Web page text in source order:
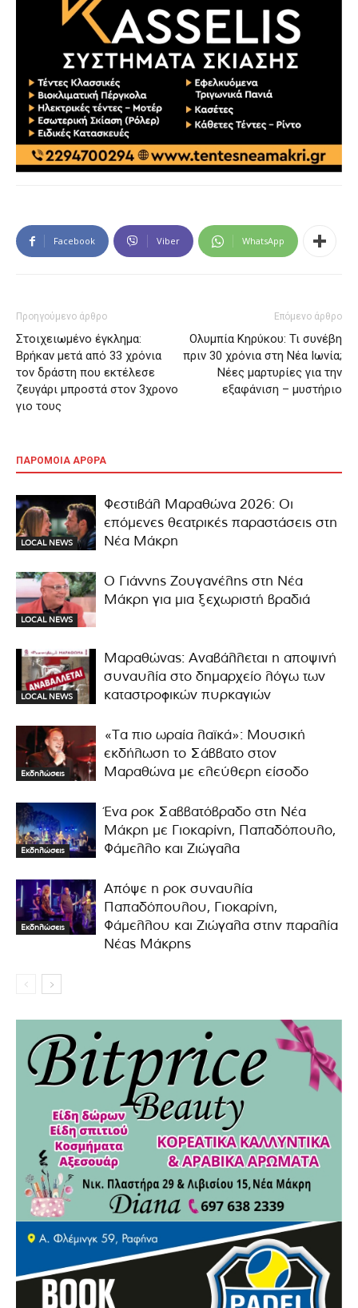
Facebook Viber WhatsApp
Προηγούμενο άρθρο
Στοιχειωμένο έγκλημα:
Βρήκαν μετά από 33 χρόνια
τον δράστη που εκτέλεσε
ζευγάρι μπροστά στον 3χρονο
γιο τους
Επόμενο άρθρο
Ολυμπία Κηρύκου: Τι συνέβη
πριν 30 χρόνια στη Νέα Ιωνία;
Νέες μαρτυρίες για την
εξαφάνιση – μυστήριο
ΠΑΡΟΜΟΙΑ ΑΡΘΡΑ
LOCAL NEWS
Φεστιβάλ Μαραθώνα 2026: Οι
επόμενες θεατρικές παραστάσεις στη
Νέα Μάκρη
LOCAL NEWS
Ο Γιάννης Ζουγανέλης στη Νέα
Μάκρη για μια ξεχωριστή βραδιά
LOCAL NEWS
Μαραθώνας: Αναβάλλεται η αποψινή
συναυλία στο δημαρχείο λόγω των
καταστροφικών πυρκαγιών
Εκδηλώσεις
«Τα πιο ωραία λαϊκά»: Μουσική
εκδήλωση το Σάββατο στον
Μαραθώνα με ελεύθερη είσοδο
Εκδηλώσεις
Ένα ροκ Σαββατόβραδο στη Νέα
Μάκρη με Γιοκαρίνη, Παπαδόπουλο,
Φάμελλο και Ζιώγαλα
Εκδηλώσεις
Απόψε η ροκ συναυλία
Παπαδόπουλου, Γιοκαρίνη,
Φάμελλου και Ζιώγαλα στην παραλία
Νέας Μάκρης